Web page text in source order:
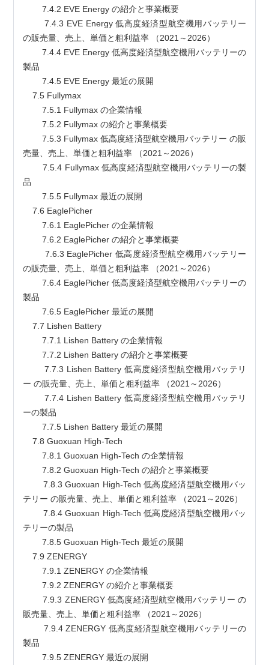
        7.4.2 EVE Energy の紹介と事業概要
        7.4.3 EVE Energy 低高度経済型航空機用バッテリー
の販売量、売上、単価と粗利益率 （2021～2026）
製品
        7.4.5 EVE Energy 最近の展開
    7.5 Fullymax
        7.5.1 Fullymax の企業情報
        7.5.2 Fullymax の紹介と事業概要
        7.5.3 Fullymax 低高度経済型航空機用バッテリー の販
売量、売上、単価と粗利益率 （2021～2026）
        7.5.4 Fullymax 低高度経済型航空機用バッテリーの製
品
        7.5.5 Fullymax 最近の展開
    7.6 EaglePicher
        7.6.1 EaglePicher の企業情報
        7.6.2 EaglePicher の紹介と事業概要
の販売量、売上、単価と粗利益率 （2021～2026）
製品
        7.6.5 EaglePicher 最近の展開
    7.7 Lishen Battery
        7.7.1 Lishen Battery の企業情報
        7.7.2 Lishen Battery の紹介と事業概要
        7.7.3 Lishen Battery 低高度経済型航空機用バッテリ
ー の販売量、売上、単価と粗利益率 （2021～2026）
        7.7.4 Lishen Battery 低高度経済型航空機用バッテリ
ーの製品
        7.7.5 Lishen Battery 最近の展開
    7.8 Guoxuan High-Tech
        7.8.1 Guoxuan High-Tech の企業情報
        7.8.2 Guoxuan High-Tech の紹介と事業概要
        7.8.3 Guoxuan High-Tech 低高度経済型航空機用バッ
テリー の販売量、売上、単価と粗利益率 （2021～2026）
        7.8.4 Guoxuan High-Tech 低高度経済型航空機用バッ
テリーの製品
        7.8.5 Guoxuan High-Tech 最近の展開
    7.9 ZENERGY
        7.9.1 ZENERGY の企業情報
        7.9.2 ZENERGY の紹介と事業概要
        7.9.3 ZENERGY 低高度経済型航空機用バッテリー の
販売量、売上、単価と粗利益率 （2021～2026）
製品
        7.9.5 ZENERGY 最近の展開